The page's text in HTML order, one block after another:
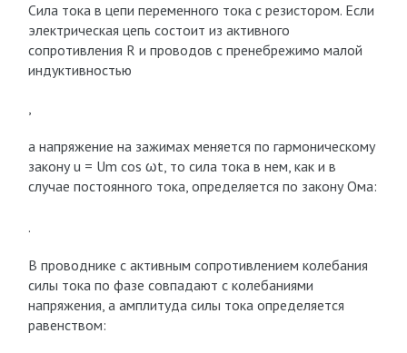
Сила тока в цепи переменного тока с резистором. Если
электрическая цепь состоит из активного
сопротивления R и проводов с пренебрежимо малой
индуктивностью
,
а напряжение на зажимах меняется по гармоническому
закону u = Um cos ωt, то сила тока в нем, как и в
случае постоянного тока, определяется по закону Ома:
.
В проводнике с активным сопротивлением колебания
силы тока по фазе совпадают с колебаниями
напряжения, а амплитуда си­лы тока определяется
равенством: